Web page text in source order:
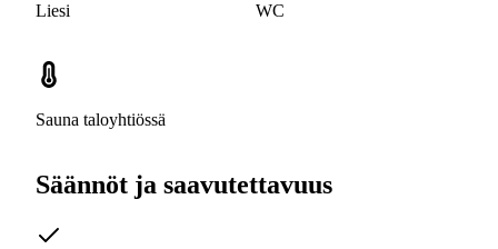
Liesi WC
Sauna taloyhtiössä
Säännöt ja saavutettavuus